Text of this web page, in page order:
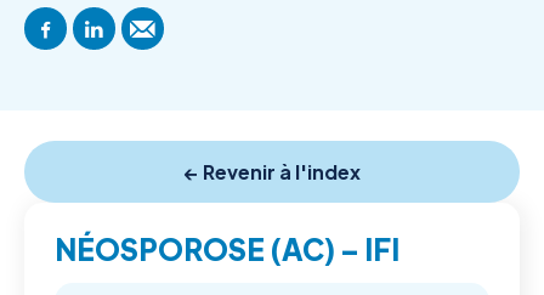
← Revenir à l'index
NÉOSPOROSE (AC) – IFI